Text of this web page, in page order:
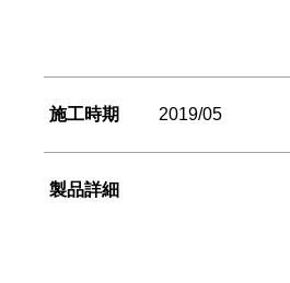
施工時期 2019/05
製品詳細